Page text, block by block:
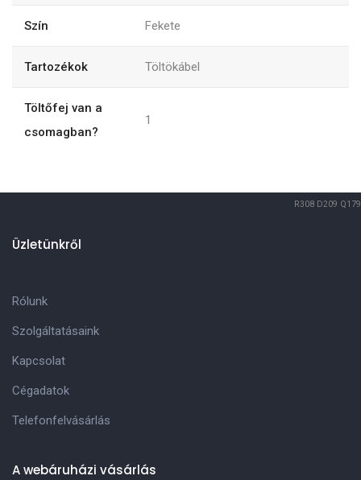
Szín Fekete
Tartozékok Töltökábel
Töltőfej van a
csomagban?
1
R308 D209 Q179
Üzletünkről
Rólunk
Szolgáltatásaink
Kapcsolat
Cégadatok
Telefonfelvásárlás
A webáruházi vásárlás